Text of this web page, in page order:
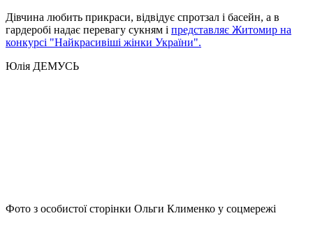
Дівчина любить прикраси, відвідує спротзал і басейн, а в
гардеробі надає перевагу сукням і представляє Житомир на
конкурсі "Найкрасивіші жінки України".
Юлія ДЕМУСЬ
Фото з особистої сторінки Ольги Клименко у соцмережі